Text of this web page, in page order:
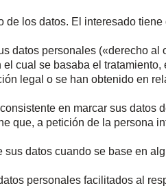
los datos. El interesado
datos personales («derecho
cual se basaba el
legal o se han obtenido en
en marcar sus datos
que, a petición de la persona
datos cuando se base en
personales facilitados al